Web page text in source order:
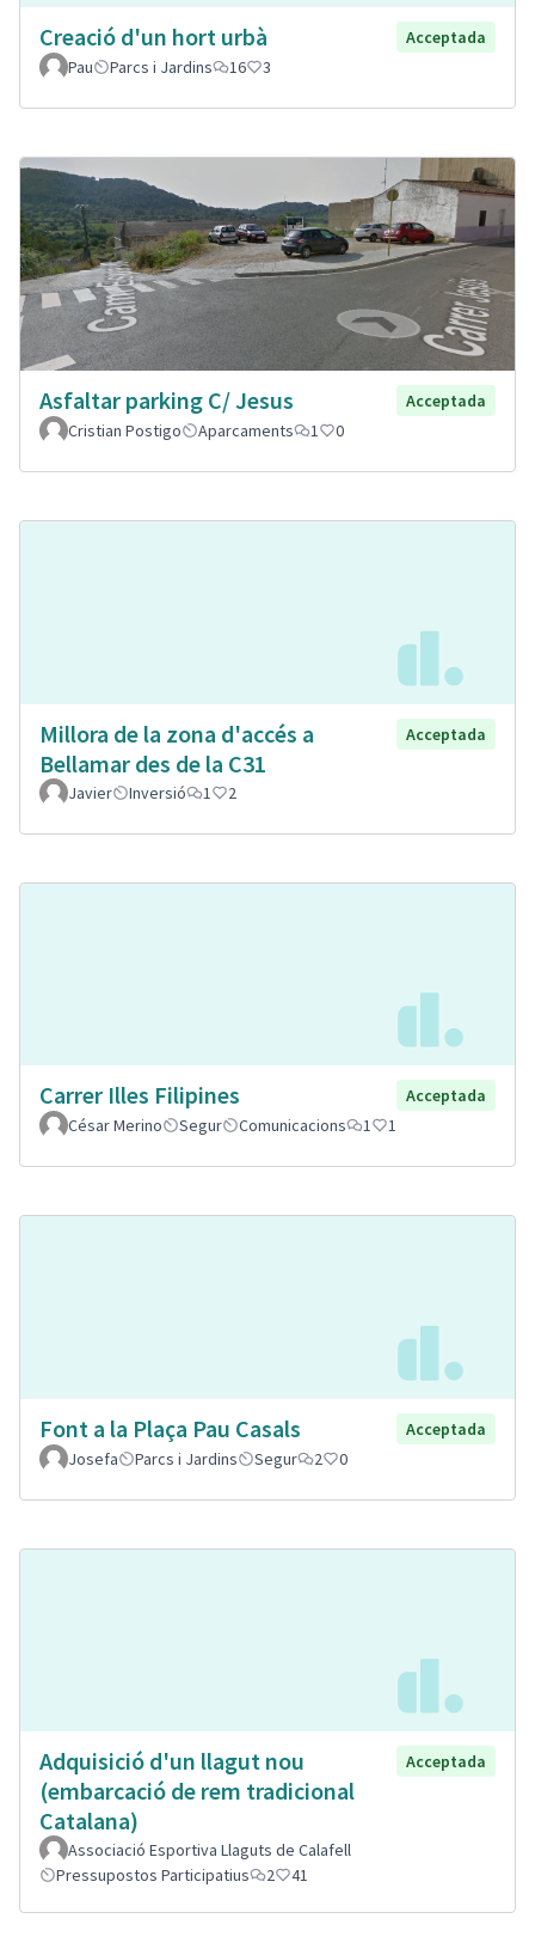
Creació d'un hort urbà
Acceptada
Pau
Parcs i Jardins 16 3
Asfaltar parking C/ Jesus
Acceptada
Cristian Postigo
Aparcaments 1 0
Millora de la zona d'accés a
Bellamar des de la C31
Acceptada
Javier Inversió 1 2
Carrer Illes Filipines
Acceptada
César Merino
Segur Comunicacions 1 1
Font a la Plaça Pau Casals
Acceptada
Josefa
Parcs i Jardins Segur 2 0
Adquisició d'un llagut nou
(embarcació de rem tradicional
Catalana)
Acceptada
Associació Esportiva Llaguts de Calafell
Pressupostos Participatius
2 41